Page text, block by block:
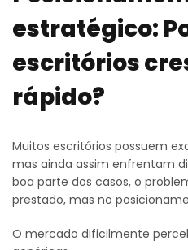
estratégico:
escritórios
rápido?
Muitos escritórios possuem
mas ainda assim enfrentam
boa parte dos casos, o
prestado, mas no
O mercado dificilmente